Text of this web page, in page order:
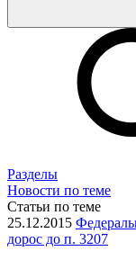
Разделы
Новости по теме
Статьи по теме
25.12.2015
дорос до п. 3207